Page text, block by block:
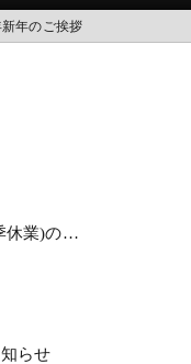
新年のご挨拶
8月休業日(夏季休業)のお知らせ
らせ